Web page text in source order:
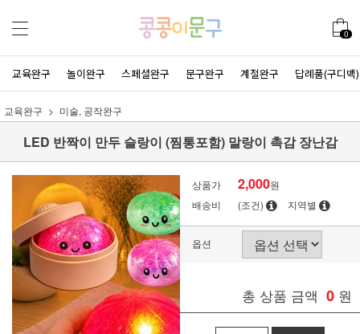
0
교육완구 놀이완구 스페셜완구 문구완구 계절완구 답례품(구디백)
교육완구 미술, 공작완구
LED 반짝이 만두 슬랑이 (찜통포함) 말랑이 촉감 장난감
상품가 2,000원
배송비
(조건) 지역별
옵션
총 상품 금액 0 원